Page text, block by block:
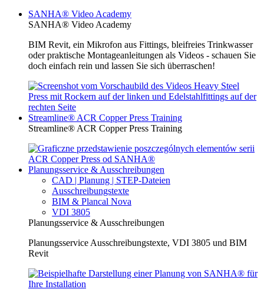
SANHA® Video Academy
SANHA® Video Academy
BIM Revit, ein Mikrofon aus Fittings, bleifreies Trinkwasser
oder praktische Montageanleitungen als Videos - schauen Sie
doch einfach rein und lassen Sie sich überraschen!
Streamline® ACR Copper Press Training
Streamline® ACR Copper Press Training
Planungsservice & Ausschreibungen
CAD | Planung | STEP-Dateien
Ausschreibungstexte
BIM & Plancal Nova
VDI 3805
Planungsservice & Ausschreibungen
Planungsservice Ausschreibungstexte, VDI 3805 und BIM
Revit